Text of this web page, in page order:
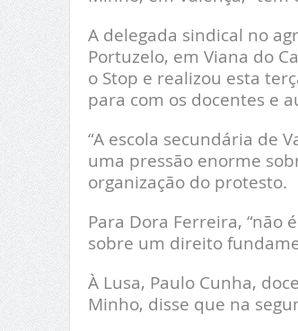
A delegada sindical no
Portuzelo, em Viana do
o Stop e realizou esta
para com os docentes e
“A escola secundária de
uma pressão enorme
organização do protesto.
Para Dora Ferreira, “não
sobre um direito
À Lusa, Paulo Cunha,
Minho, disse que na